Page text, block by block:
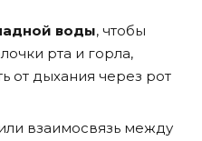
воды, чтобы
рта и горла,
от дыхания через рот
взаимосвязь между